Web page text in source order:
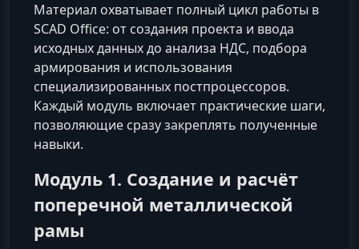
Материал охватывает полный цикл работы в
SCAD Office: от создания проекта и ввода
исходных данных до анализа НДС, подбора
армирования и использования
специализированных постпроцессоров.
Каждый модуль включает практические шаги,
позволяющие сразу закреплять полученные
навыки.
Модуль 1. Создание и расчёт
поперечной металлической
рамы